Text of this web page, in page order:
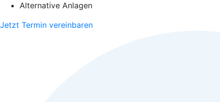
Alternative Anlagen
Jetzt Termin vereinbaren